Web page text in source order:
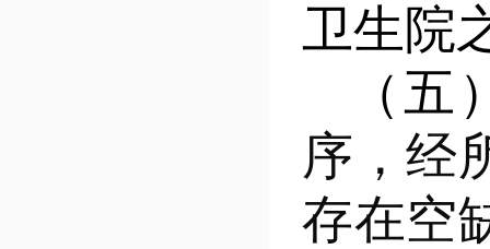
卫生
（五
序，经
存在空